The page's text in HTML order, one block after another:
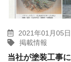
2021年01月05日
掲載情報
当社が塗装工事